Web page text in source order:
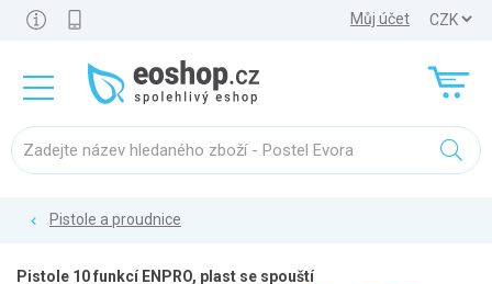
Můj účet
Pistole a proudnice
Pistole 10 funkcí ENPRO, plast se spouští